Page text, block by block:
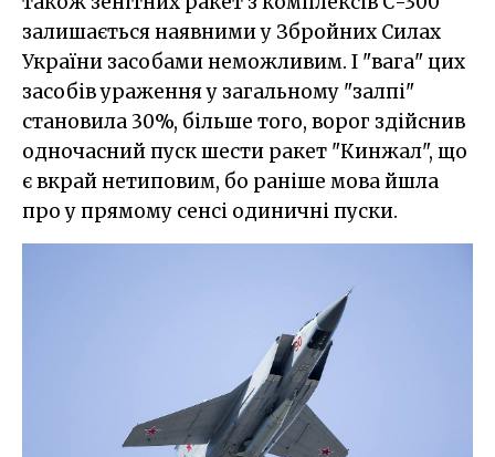
залишається наявними у Збройних Силах
України засобами неможливим. І "вага" цих
засобів ураження у загальному "залпі"
становила 30%, більше того, ворог здійснив
одночасний пуск шести ракет "Кинжал", що
є вкрай нетиповим, бо раніше мова йшла
про у прямому сенсі одиничні пуски.